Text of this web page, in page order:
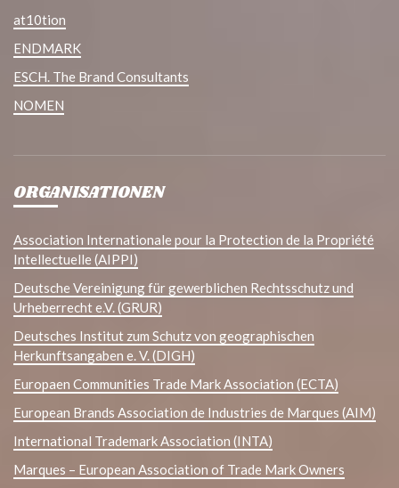
at10tion
ENDMARK
ESCH. The Brand Consultants
NOMEN
ORGANISATIONEN
Association Internationale pour la Protection de la Propriété
Intellectuelle (AIPPI)
Deutsche Vereinigung für gewerblichen Rechtsschutz und
Urheberrecht e.V. (GRUR)
Deutsches Institut zum Schutz von geographischen
Herkunftsangaben e. V. (DIGH)
Europaen Communities Trade Mark Association (ECTA)
European Brands Association de Industries de Marques (AIM)
International Trademark Association (INTA)
Marques – European Association of Trade Mark Owners